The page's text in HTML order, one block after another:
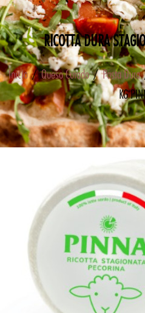
RICOTTA DURA
Inicio/Queso Curado/Pasta Dura/
KG